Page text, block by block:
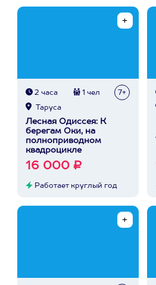
2 часа 1 чел 7+
Таруса
Лесная Одиссея: К
берегам Оки, на
полноприводном
квадроцикле
16 000 ₽
Работает круглый год